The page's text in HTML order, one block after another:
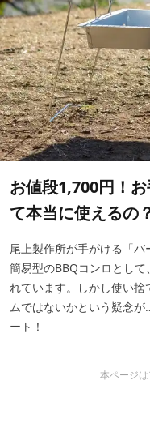
お値段1,700円！
て本当に使えるの
尾上製作所が手がける「
簡易型のBBQコンロとし
れています。しかし使い
ムではないかという疑念
ート！
本ページ